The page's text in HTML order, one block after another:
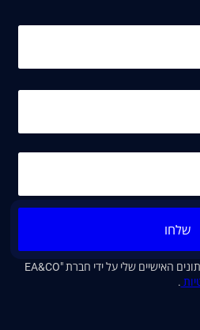
שלחו
אני נותן/ת הסכמה לעיבוד הנתונים האישיים שלי על ידי חברת "EA&CO
.